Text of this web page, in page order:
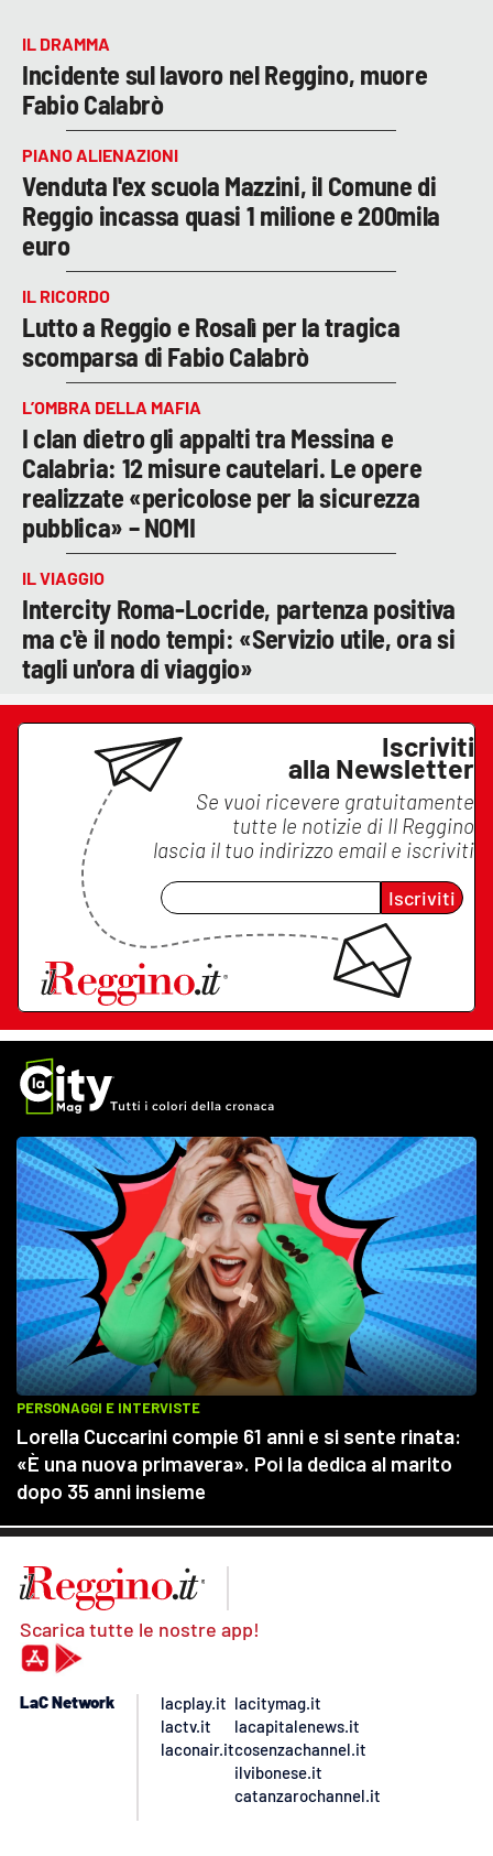
IL DRAMMA
Incidente sul lavoro nel Reggino, muore
Fabio Calabrò
PIANO ALIENAZIONI
Venduta l'ex scuola Mazzini, il Comune di
Reggio incassa quasi 1 milione e 200mila
euro
IL RICORDO
Lutto a Reggio e Rosalì per la tragica
scomparsa di Fabio Calabrò
L’OMBRA DELLA MAFIA
I clan dietro gli appalti tra Messina e
Calabria: 12 misure cautelari. Le opere
realizzate «pericolose per la sicurezza
pubblica» – NOMI
IL VIAGGIO
Intercity Roma-Locride, partenza positiva
ma c'è il nodo tempi: «Servizio utile, ora si
tagli un'ora di viaggio»
Iscriviti
alla Newsletter
Se vuoi ricevere gratuitamente
tutte le notizie di Il Reggino
lascia il tuo indirizzo email e iscriviti
Iscriviti
Scarica tutte le nostre app!
LaC Network
lacplay.it
lactv.it
laconair.it
lacitymag.it
lacapitalenews.it
cosenzachannel.it
ilvibonese.it
catanzarochannel.it